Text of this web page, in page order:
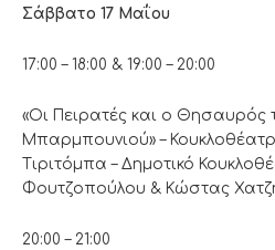
Σάββατο 17 Μαΐου
17:00 – 18:00 & 19:00 – 20:00
«Οι Πειρατές και ο
Μπαρμπουνιού» –
Τιριτόμπα – Δημοτικό
Φουτζοπούλου & Κώστας
20:00 – 21:00